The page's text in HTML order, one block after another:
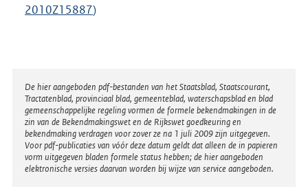
2010Z15887)
Disclaimer
De hier aangeboden pdf-bestanden van het Staatsblad, Staatscourant,
Tractatenblad, provinciaal blad, gemeenteblad, waterschapsblad en blad
gemeenschappelijke regeling vormen de formele bekendmakingen in de
zin van de Bekendmakingswet en de Rijkswet goedkeuring en
bekendmaking verdragen voor zover ze na 1 juli 2009 zijn uitgegeven.
Voor pdf-publicaties van vóór deze datum geldt dat alleen de in papieren
vorm uitgegeven bladen formele status hebben; de hier aangeboden
elektronische versies daarvan worden bij wijze van service aangeboden.